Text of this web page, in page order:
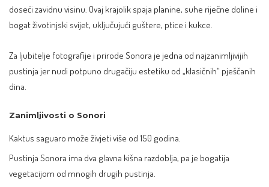
doseći zavidnu visinu. Ovaj krajolik spaja planine, suhe riječne doline i
bogat životinjski svijet, uključujući guštere, ptice i kukce.
Za ljubitelje fotografije i prirode Sonora je jedna od najzanimljivijih
pustinja jer nudi potpuno drugačiju estetiku od „klasičnih“ pješčanih
dina.
Zanimljivosti o Sonori
Kaktus saguaro može živjeti više od 150 godina.
Pustinja Sonora ima dva glavna kišna razdoblja, pa je bogatija
vegetacijom od mnogih drugih pustinja.